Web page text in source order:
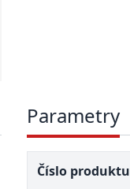
Parametry
Číslo produktu